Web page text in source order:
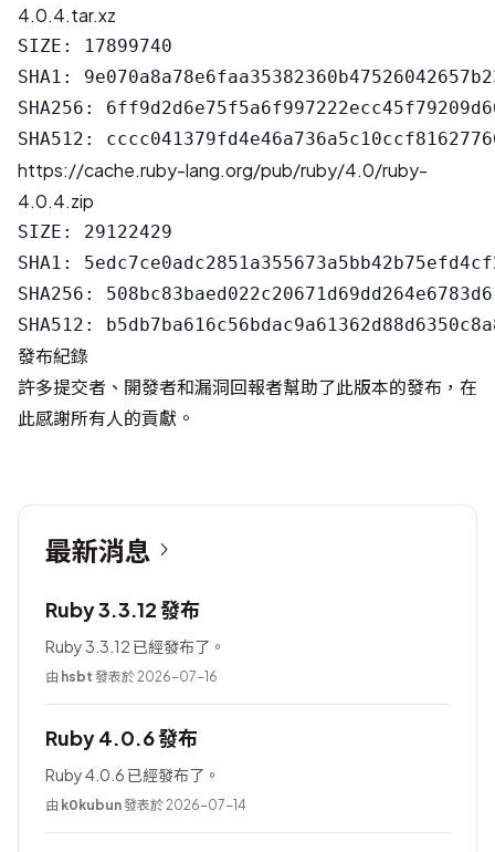
4.0.4.tar.xz
SIZE: 17899740
SHA1:
SHA256:
https://cache.ruby-lang.org/pub/ruby/4.0/ruby-
4.0.4.zip
SIZE: 29122429
SHA1:
SHA256:
發布紀錄
許多提交者、開發者和漏洞回報者幫助了此版本的發布，在
此感謝所有人的貢獻。
最新消息
Ruby 3.3.12 發布
Ruby 3.3.12 已經發布了。
由 hsbt 發表於 2026-07-16
Ruby 4.0.6 發布
Ruby 4.0.6 已經發布了。
由 k0kubun發表於 2026-07-14